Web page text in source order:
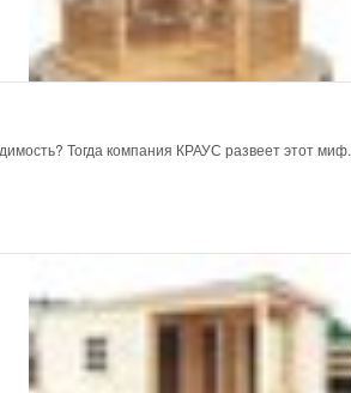
Тогда компания КРАУС развеет этот миф.